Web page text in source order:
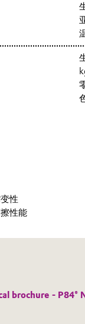
性
性能
brochure - P84®